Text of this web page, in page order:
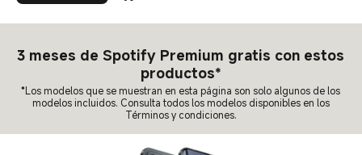
3 meses de Spotify Premium gratis con estos
productos*
*Los modelos que se muestran en esta página son solo algunos de los
modelos incluidos. Consulta todos los modelos disponibles en los
Términos y condiciones.